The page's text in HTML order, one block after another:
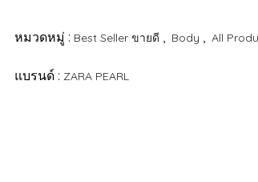
หมวดหมู่ : Best Seller ขายดี Body All
แบรนด์ : ZARA PEARL